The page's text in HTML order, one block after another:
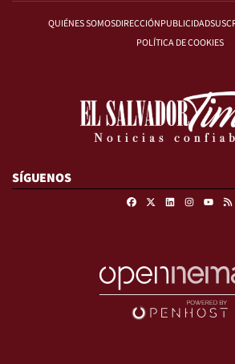
QUIÉNES SOMOSDIRECCIÓNPUBLICIDAD
POLÍTICA DE COOKIES
SÍGUENOS
FacebookLinkedinInstagram